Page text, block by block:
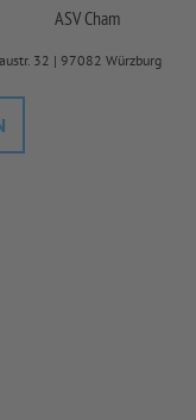
ASV Cham
32 | 97082 Würzburg